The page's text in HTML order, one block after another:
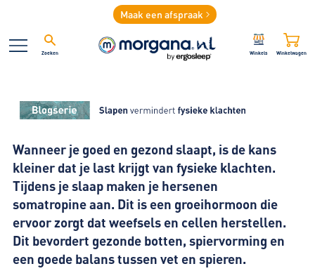
Maak een afspraak
Zoeken Winkels Winkelwagen
Wanneer je goed en gezond slaapt, is de kans
kleiner dat je last krijgt van fysieke klachten.
Tijdens je slaap maken je hersenen
somatropine aan. Dit is een groeihormoon die
ervoor zorgt dat weefsels en cellen herstellen.
Dit bevordert gezonde botten, spiervorming en
een goede balans tussen vet en spieren.